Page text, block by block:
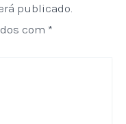
publicado.
com *